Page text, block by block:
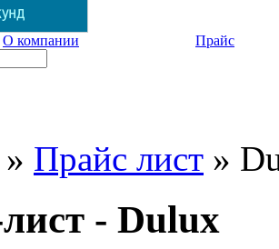
О компании Прайс
» Прайс лист »
- Dulux